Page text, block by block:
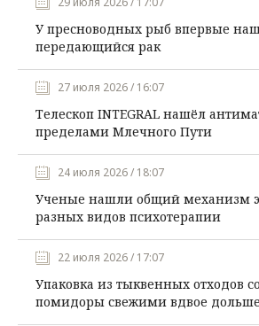
У пресноводных рыб впервые
передающийся рак
27 июля 2026 / 16:07
Телескоп INTEGRAL нашёл
пределами Млечного Пути
24 июля 2026 / 18:07
Ученые нашли общий механизм
разных видов психотерапии
22 июля 2026 / 17:07
Упаковка из тыквенных отходов
помидоры свежими вдвое дольше